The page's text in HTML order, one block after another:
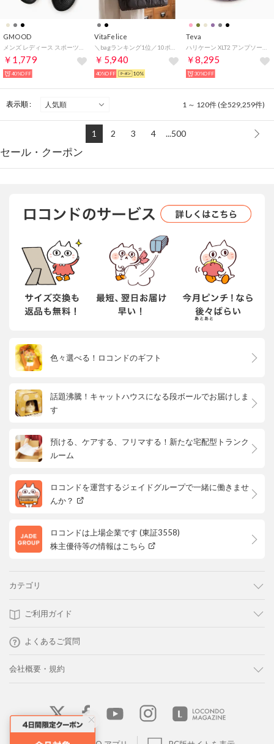
GMOOD
￥1,779
40%OFF
VitaFelice
￥5,940
40%OFF 10%
Teva
￥8,295
30%OFF
表示順 : 1 ～ 120件 (全529,259件)
1 2 3 4 ...500
セール・クーポン
色々選べる！ロコンドのギフト
話題沸騰！キャットハウスになる段ボールでお届けしま
す
預ける、ケアする、フリマする！新たな宅配型トランク
ルーム
ロコンドを運営するジェイドグループで一緒に働きませ
んか？
ロコンドは上場企業です (東証3558)
株主優待等の情報はこちら
カテゴリ
ご利用ガイド
よくあるご質問
会社概要・規約